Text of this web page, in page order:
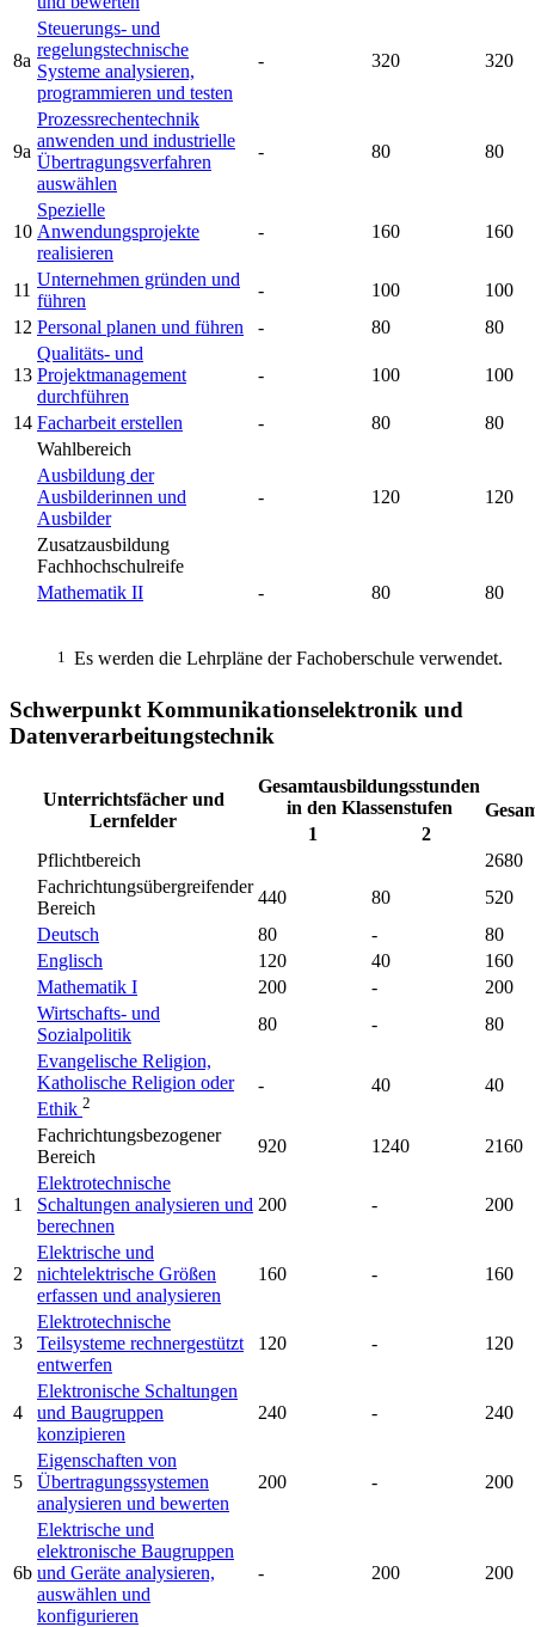
8a
Steuerungs- und
regelungstechnische
Systeme analysieren,
programmieren und testen
- 320 320
9a
Prozessrechentechnik
anwenden und industrielle
Übertragungsverfahren
auswählen
- 80 80
10
Spezielle
Anwendungsprojekte
realisieren
- 160 160
11
Unternehmen gründen und
führen
- 100
100
12 Personal planen und führen - 80 80
13
Qualitäts- und
Projektmanagement
durchführen
- 100 100
14 Facharbeit erstellen - 80
80
Wahlbereich
Ausbildung der
Ausbilderinnen und
Ausbilder
- 120 120
Zusatzausbildung
Fachhochschulreife
Mathematik II
- 80 80
1 Es werden die Lehrpläne der Fachoberschule verwendet.
Schwerpunkt Kommunikationselektronik und
Datenverarbeitungstechnik
Unterrichtsfächer und
Lernfelder
Gesamtausbildungsstunden
in den Klassenstufen
1
2
Pflichtbereich
2680
Fachrichtungsübergreifender
Bereich
440 80
520
Deutsch
80 -
80
Englisch
120 40
160
Mathematik I
200 -
200
Wirtschafts- und
Sozialpolitik
80 -
80
Evangelische Religion,
Katholische Religion oder
Ethik 2
- 40 40
Fachrichtungsbezogener
Bereich
920 1240 2160
1
Elektrotechnische
Schaltungen analysieren und
berechnen
200 - 200
2
Elektrische und
nichtelektrische Größen
erfassen und analysieren
160 - 160
3
Elektrotechnische
Teilsysteme rechnergestützt
entwerfen
120 - 120
4
Elektronische Schaltungen
und Baugruppen
konzipieren
240 - 240
5
Eigenschaften von
Übertragungssystemen
analysieren und bewerten
200 - 200
6b
Elektrische und
elektronische Baugruppen
und Geräte analysieren,
auswählen und
konfigurieren
- 200 200